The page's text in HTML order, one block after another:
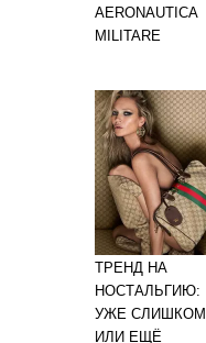
AERONAUTICA
MILITARE
ТРЕНД НА
НОСТАЛЬГИЮ:
УЖЕ СЛИШКОМ
ИЛИ ЕЩЁ